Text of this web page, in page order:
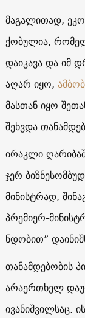
მაგალითად,
ქობულია,
დაიკავა და იმ
აღარ იყო,
მასთან იყო
შეხვდა
ირაკლი
ჯერ
მინისტრად,
პრემიერ-
ნდობით”
თანამდებობის
არაერთხელ
ივანიშვილსაც.